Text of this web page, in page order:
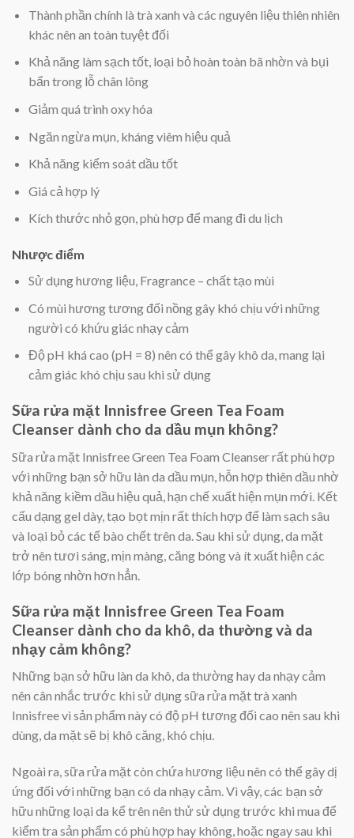
Thành phần chính là trà xanh và các nguyên liệu thiên nhiên
khác nên an toàn tuyệt đối
Khả năng làm sạch tốt, loại bỏ hoàn toàn bã nhờn và bụi
bẩn trong lỗ chân lông
Giảm quá trình oxy hóa
Ngăn ngừa mụn, kháng viêm hiệu quả
Khả năng kiểm soát dầu tốt
Giá cả hợp lý
Kích thước nhỏ gọn, phù hợp để mang đi du lịch
Nhược điểm
Sử dụng hương liệu, Fragrance – chất tạo mùi
Có mùi hương tương đối nồng gây khó chịu với những
người có khứu giác nhạy cảm
Độ pH khá cao (pH = 8) nên có thể gây khô da, mang lại
cảm giác khó chịu sau khi sử dụng
Sữa rửa mặt Innisfree Green Tea Foam
Cleanser dành cho da dầu mụn không?
Sữa rửa mặt Innisfree Green Tea Foam Cleanser rất phù hợp
với những bạn sở hữu làn da dầu mụn, hỗn hợp thiên dầu nhờ
khả năng kiềm dầu hiệu quả, hạn chế xuất hiện mụn mới. Kết
cấu dạng gel dày, tạo bọt mịn rất thích hợp để làm sạch sâu
và loại bỏ các tế bào chết trên da. Sau khi sử dụng, da mặt
trở nên tươi sáng, mịn màng, căng bóng và ít xuất hiện các
lớp bóng nhờn hơn hẳn.
Sữa rửa mặt Innisfree Green Tea Foam
Cleanser dành cho da khô, da thường và da
nhạy cảm không?
Những bạn sở hữu làn da khô, da thường hay da nhạy cảm
nên cân nhắc trước khi sử dụng sữa rửa mặt trà xanh
Innisfree vì sản phẩm này có độ pH tương đối cao nên sau khi
dùng, da mặt sẽ bị khô căng, khó chịu.
Ngoài ra, sữa rửa mặt còn chứa hương liệu nên có thể gây dị
ứng đối với những bạn có da nhạy cảm. Vì vậy, các bạn sở
hữu những loại da kể trên nên thử sử dụng trước khi mua để
kiểm tra sản phẩm có phù hợp hay không, hoặc ngay sau khi